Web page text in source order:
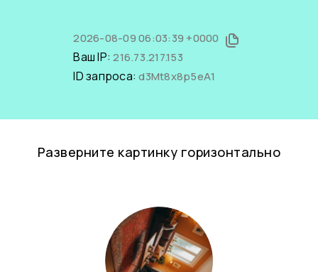
2026-08-09 06:03:39 +0000
Ваш IP:216.73.217.153
ID запроса:d3Mt8x8p5eA1
Разверните картинку горизонтально